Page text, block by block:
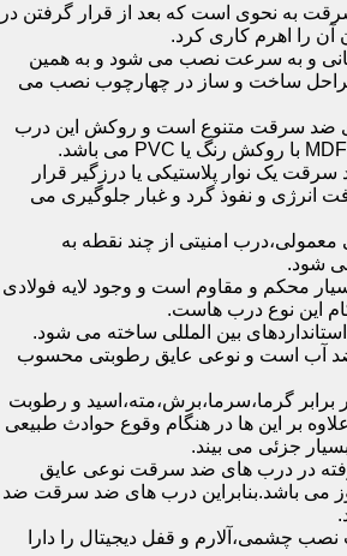
به نحوی است که بعد از قرار گرفتن در
آن را اهرم کاری کرد.
و به سرعت نصب می شود و به همین
مراحل ساخت و ساز در چهارچوب نصب می
ضد سرقت متنوع است و روکش این درب
یک نوار پلاستیکی یا درزگیر قرار
انرژی و نفوذ گرد و غبار جلوگیری می
امنیتی از چند نقطه به
شود.
محکم و مقاوم است و وجود لایه فولادی
این نوع درب هاست.
بین المللی ساخته می شود.
آب است و نوعی عایق رطوبتی محسوب
گرما،سرما،برش،مته،اسید و رطوبت
بر این ها در هنگام وقوع حوادث طبیعی
جزئی می بیند.
در درب های ضد سرقت نوعی عایق
می باشد.بنابراین درب های ضد سرقت ضد
نصب چشمی،آلارم و قفل دیجیتال را دارا